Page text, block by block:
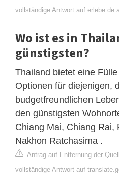
vollständige Antwort auf erlebe.de
Wo ist es in
günstigsten?
Thailand bietet eine
Optionen für diejenigen,
budgetfreundlichen
den günstigsten
Chiang Mai, Chiang Rai,
Nakhon Ratchasima .
Antrag auf Entfernung der
vollständige Antwort auf